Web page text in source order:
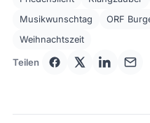
Musikwunschtag
ORF
Weihnachtszeit
Teilen